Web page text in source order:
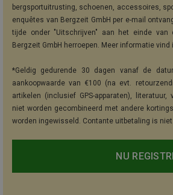
bergsportuitrusting, schoenen, accessoires,
enquêtes van Bergzeit GmbH per e-mail
tijde onder "Uitschrijven" aan het einde
Bergzeit GmbH herroepen. Meer informatie vind
*Geldig gedurende 30 dagen vanaf de
aankoopwaarde van €100 (na evt.
artikelen (inclusief GPS-apparaten),
niet worden gecombineerd met andere
worden ingewisseld. Contante uitbetaling is
NU